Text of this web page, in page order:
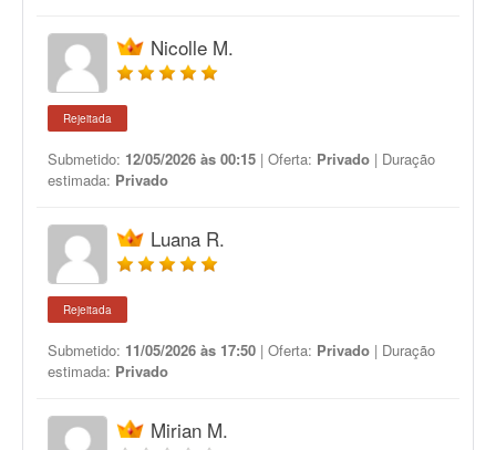
Nicolle M.
Rejeitada
Submetido: 12/05/2026 às 00:15 | Oferta: Privado | Duração
estimada: Privado
Luana R.
Rejeitada
Submetido: 11/05/2026 às 17:50 | Oferta: Privado | Duração
estimada: Privado
Mirian M.